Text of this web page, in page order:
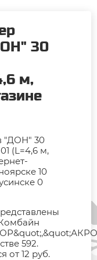
30
м,
"ДОН" 30
(L=4,6 м,
10
0
592.
от 12 руб.